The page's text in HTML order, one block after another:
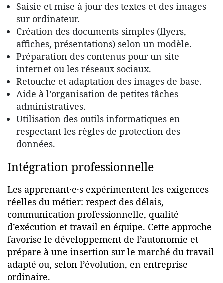
Saisie et mise à jour des textes et des images
sur ordinateur.
Création des documents simples (flyers,
affiches, présentations) selon un modèle.
Préparation des contenus pour un site
internet ou les réseaux sociaux.
Retouche et adaptation des images de base.
Aide à l’organisation de petites tâches
administratives.
Utilisation des outils informatiques en
respectant les règles de protection des
données.
Intégration professionnelle
Les apprenant·e·s expérimentent les exigences
réelles du métier: respect des délais,
communication professionnelle, qualité
d’exécution et travail en équipe. Cette approche
favorise le développement de l’autonomie et
prépare à une insertion sur le marché du travail
adapté ou, selon l’évolution, en entreprise
ordinaire.